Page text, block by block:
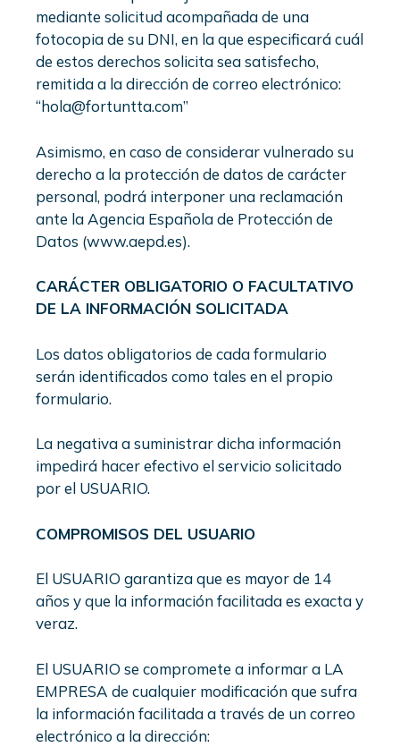
mediante solicitud acompañada de una
fotocopia de su DNI, en la que especificará cuál
de estos derechos solicita sea satisfecho,
remitida a la dirección de correo electrónico:
“hola@fortuntta.com”
Asimismo, en caso de considerar vulnerado su
derecho a la protección de datos de carácter
personal, podrá interponer una reclamación
ante la Agencia Española de Protección de
Datos (www.aepd.es).
CARÁCTER OBLIGATORIO O FACULTATIVO
DE LA INFORMACIÓN SOLICITADA
Los datos obligatorios de cada formulario
serán identificados como tales en el propio
formulario.
La negativa a suministrar dicha información
impedirá hacer efectivo el servicio solicitado
por el USUARIO.
COMPROMISOS DEL USUARIO
El USUARIO garantiza que es mayor de 14
años y que la información facilitada es exacta y
veraz.
El USUARIO se compromete a informar a LA
EMPRESA de cualquier modificación que sufra
la información facilitada a través de un correo
electrónico a la dirección: